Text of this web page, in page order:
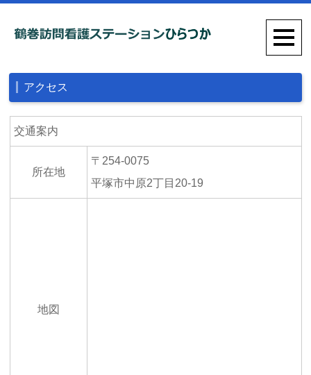
アクセス
交通案内
所在地
〒254-0075
平塚市中原2丁目20-19
地図